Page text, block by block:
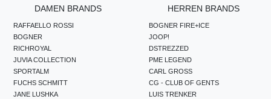
DAMEN BRANDS
RAFFAELLO ROSSI
BOGNER
RICHROYAL
JUVIA COLLECTION
SPORTALM
FUCHS SCHMITT
JANE LUSHKA
HERREN BRANDS
BOGNER FIRE+ICE
JOOP!
DSTREZZED
PME LEGEND
CARL GROSS
CG - CLUB OF GENTS
LUIS TRENKER